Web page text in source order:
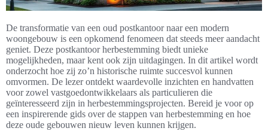
De transformatie van een oud postkantoor naar een modern
woongebouw is een opkomend fenomeen dat steeds meer aandacht
geniet. Deze postkantoor herbestemming biedt unieke
mogelijkheden, maar kent ook zijn uitdagingen. In dit artikel wordt
onderzocht hoe zij zo’n historische ruimte succesvol kunnen
omvormen. De lezer ontdekt waardevolle inzichten en handvatten
voor zowel vastgoedontwikkelaars als particulieren die
geïnteresseerd zijn in herbestemmingsprojecten. Bereid je voor op
een inspirerende gids over de stappen van herbestemming en hoe
deze oude gebouwen nieuw leven kunnen krijgen.